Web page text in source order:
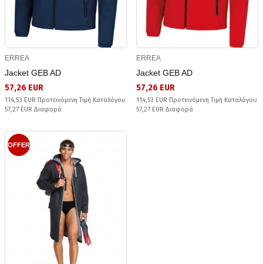
ERREA
Jacket GEB AD
57,26 EUR
114,53 EUR Προτεινόμενη Τιμή Καταλόγου
57,27 EUR Διαφορά
ERREA
Jacket GEB AD
57,26 EUR
114,53 EUR Προτεινόμενη Τιμή Καταλόγου
57,27 EUR Διαφορά
OFFER